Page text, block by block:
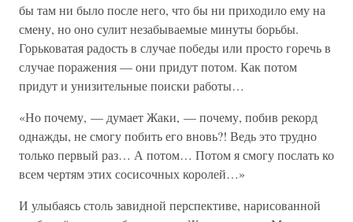
бы там ни было после него, что бы ни приходило ему на
смену, но оно сулит незабываемые минуты борьбы.
Горьковатая радость в случае победы или просто горечь в
случае поражения — они придут потом. Как потом
придут и унизительные поиски работы…
«Но почему, — думает Жаки, — почему, побив рекорд
однажды, не смогу побить его вновь?! Ведь это трудно
только первый раз… А потом… Потом я смогу послать ко
всем чертям этих сосисочных королей…»
И улыбаясь столь завидной перспективе, нарисованной